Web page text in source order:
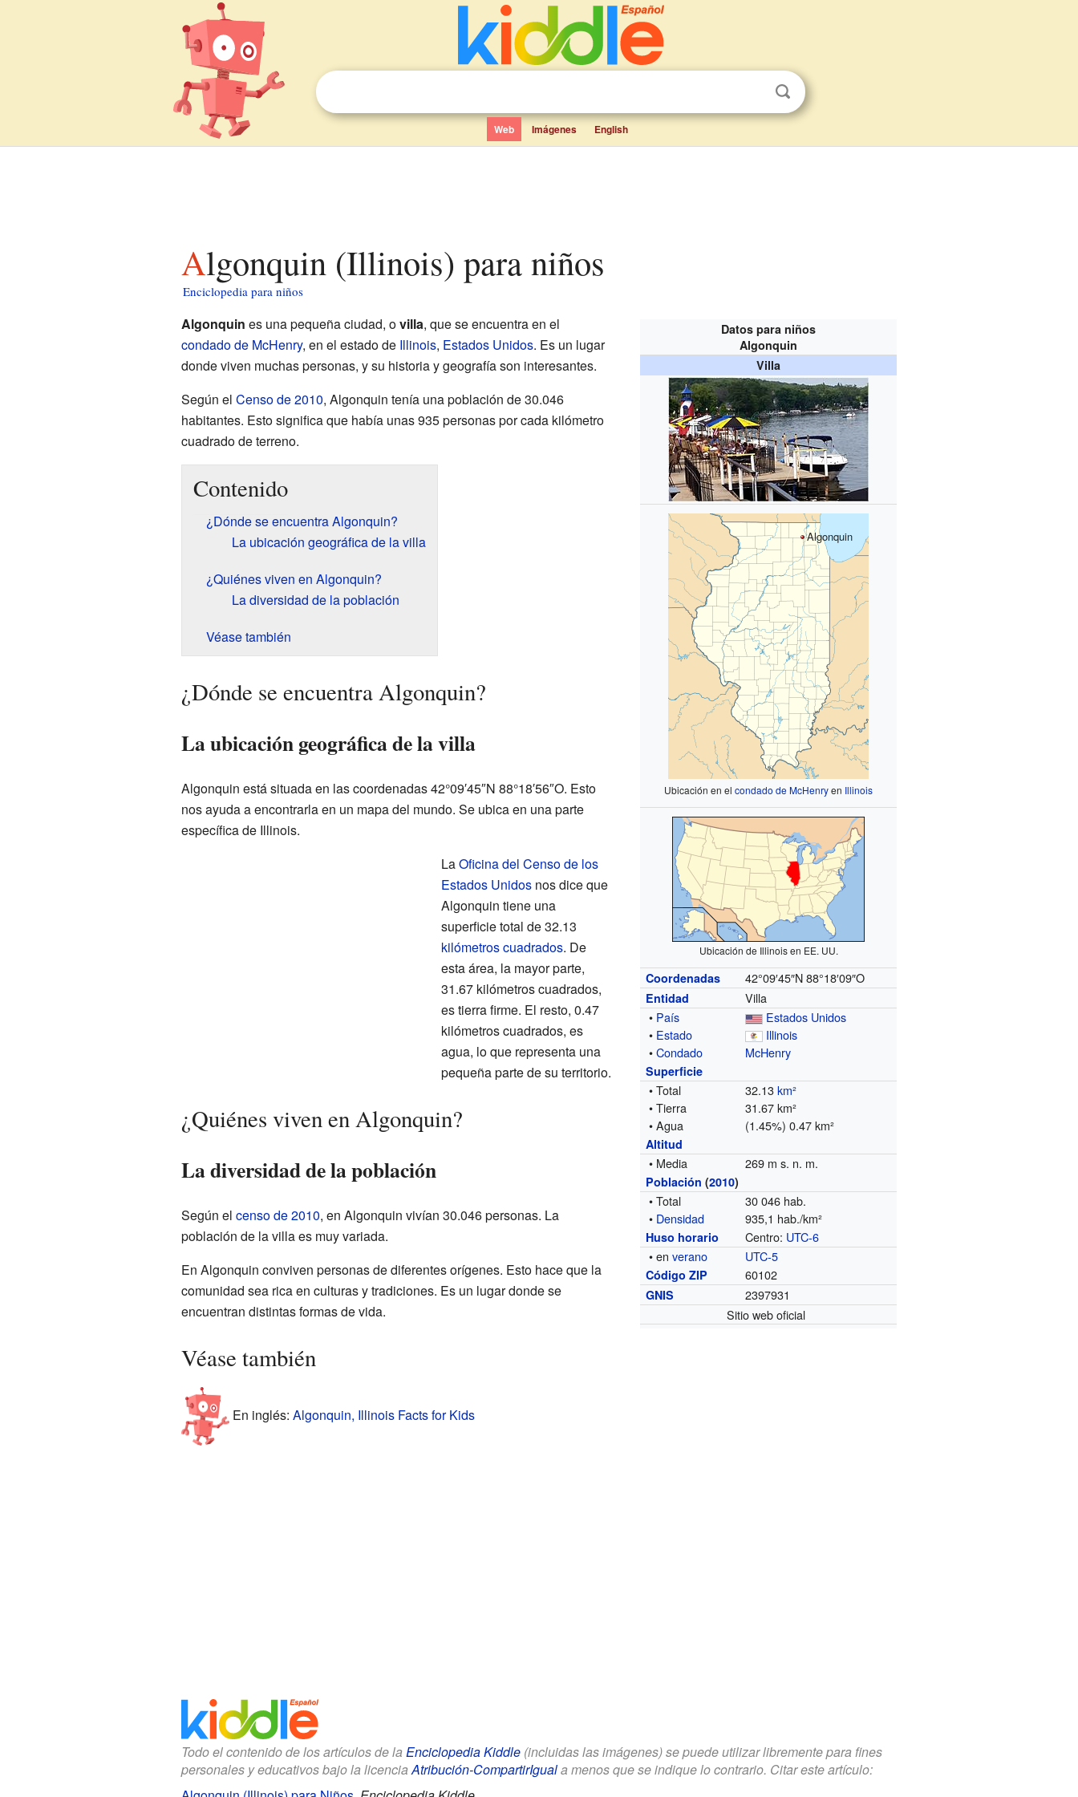
Web Imágenes English
Algonquin (Illinois) para niños
Enciclopedia para niños
Datos para niños
Algonquin
Villa
Algonquin
Ubicación en elcondado de McHenryen Illinois
Ubicación de Illinois en EE. UU.
Coordenadas 42°09′45″N 88°18′09″O
Entidad
Villa
• País
Estados Unidos
• Estado
Illinois
•Condado McHenry
Superficie
• Total 32.13km²
• Tierra
31.67 km²
• Agua
(1.45%) 0.47 km²
Altitud
• Media 269 m s. n. m.
Población (2010)
• Total
30 046 hab.
• Densidad 935,1 hab./km²
Huso horario Centro: UTC-6
• enverano UTC-5
Código ZIP 60102
GNIS
2397931
Sitio web oficial
Algonquin es una pequeña ciudad, ovilla, que se encuentra en el
condado de McHenry, en el estado de Illinois, Estados Unidos. Es un lugar
donde viven muchas personas, y su historia y geografía son interesantes.
Según el Censo de 2010, Algonquin tenía una población de 30.046
habitantes. Esto significa que había unas 935 personas por cada kilómetro
cuadrado de terreno.
Contenido
¿Dónde se encuentra Algonquin?
La ubicación geográfica de la villa
¿Quiénes viven en Algonquin?
La diversidad de la población
Véase también
¿Dónde se encuentra Algonquin?
La ubicación geográfica de la villa
Algonquin está situada en las coordenadas 42°09′45″N 88°18′56″O. Esto
nos ayuda a encontrarla en un mapa del mundo. Se ubica en una parte
específica de Illinois.
LaOficina del Censo de los
Estados Unidosnos dice que
Algonquin tiene una
superficie total de 32.13
kilómetros cuadrados. De
esta área, la mayor parte,
31.67 kilómetros cuadrados,
es tierra firme. El resto, 0.47
kilómetros cuadrados, es
agua, lo que representa una
pequeña parte de su territorio.
¿Quiénes viven en Algonquin?
La diversidad de la población
Según el censo de 2010, en Algonquin vivían 30.046 personas. La
población de la villa es muy variada.
En Algonquin conviven personas de diferentes orígenes. Esto hace que la
comunidad sea rica en culturas y tradiciones. Es un lugar donde se
encuentran distintas formas de vida.
Véase también
En inglés: Algonquin, Illinois Facts for Kids
Todo el contenido de los artículos de la Enciclopedia Kiddle(incluidas las imágenes) se puede utilizar libremente para fines
personales y educativos bajo la licenciaAtribución-CompartirIguala menos que se indique lo contrario. Citar este artículo: